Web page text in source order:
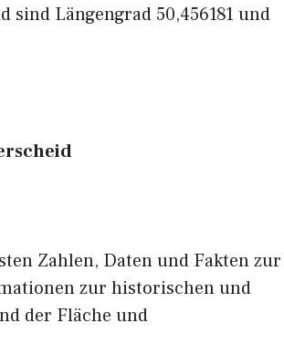
Längengrad 50,456181 und
Zahlen, Daten und Fakten zur
zur historischen und
der Fläche und